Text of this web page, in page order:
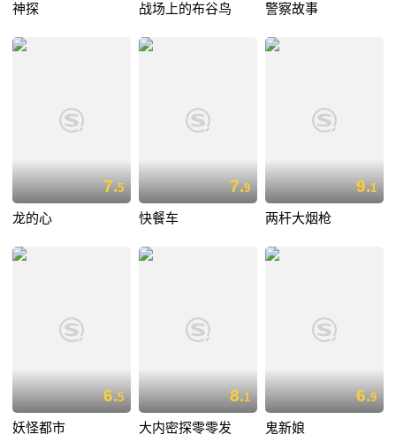
神探 战场上的布谷鸟 警察故事
7.5
龙的心
7.9
快餐车
9.1
两杆大烟枪
6.5
妖怪都市
8.1
大内密探零零发
6.9
鬼新娘